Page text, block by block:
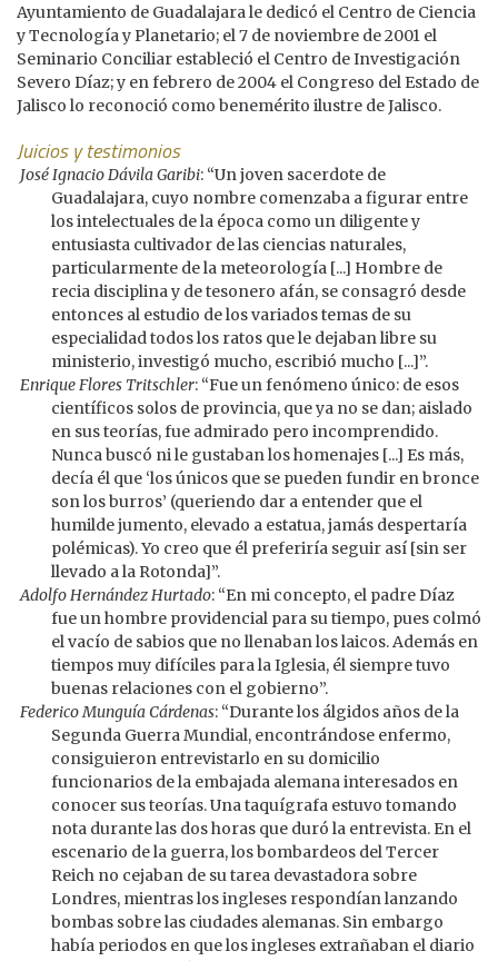
Ayuntamiento de Guadalajara le dedicó el Centro de Ciencia
y Tecnología y Planetario; el 7 de noviembre de 2001 el
Seminario Conciliar estableció el Centro de Investigación
Severo Díaz; y en febrero de 2004 el Congreso del Estado de
Jalisco lo reconoció como benemérito ilustre de Jalisco.
Juicios y testimonios
José Ignacio Dávila Garibi: “Un joven sacerdote de
Guadalajara, cuyo nombre comenzaba a figurar entre
los intelectuales de la época como un diligente y
entusiasta cultivador de las ciencias naturales,
particularmente de la meteorología [...] Hombre de
recia disciplina y de tesonero afán, se consagró desde
entonces al estudio de los variados temas de su
especialidad todos los ratos que le dejaban libre su
ministerio, investigó mucho, escribió mucho [...]”.
Enrique Flores Tritschler: “Fue un fenómeno único: de esos
científicos solos de provincia, que ya no se dan; aislado
en sus teorías, fue admirado pero incomprendido.
Nunca buscó ni le gustaban los homenajes [...] Es más,
decía él que ‘los únicos que se pueden fundir en bronce
son los burros’ (queriendo dar a entender que el
humilde jumento, elevado a estatua, jamás despertaría
polémicas). Yo creo que él preferiría seguir así [sin ser
llevado a la Rotonda]”.
Adolfo Hernández Hurtado: “En mi concepto, el padre Díaz
fue un hombre providencial para su tiempo, pues colmó
el vacío de sabios que no llenaban los laicos. Además en
tiempos muy difíciles para la Iglesia, él siempre tuvo
buenas relaciones con el gobierno”.
Federico Munguía Cárdenas: “Durante los álgidos años de la
Segunda Guerra Mundial, encontrándose enfermo,
consiguieron entrevistarlo en su domicilio
funcionarios de la embajada alemana interesados en
conocer sus teorías. Una taquígrafa estuvo tomando
nota durante las dos horas que duró la entrevista. En el
escenario de la guerra, los bombardeos del Tercer
Reich no cejaban de su tarea devastadora sobre
Londres, mientras los ingleses respondían lanzando
bombas sobre las ciudades alemanas. Sin embargo
había periodos en que los ingleses extrañaban el diario